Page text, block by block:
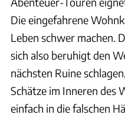
Die eingefahrene
Leben schwer machen.
sich also beruhigt den
nächsten Ruine
Schätze im Inneren des
einfach in die falschen